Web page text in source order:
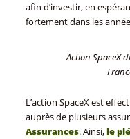
afin d’investir, en
fortement dans les
Action SpaceX
L’action SpaceX est
auprès de plusieurs
Assurances. Ainsi,le